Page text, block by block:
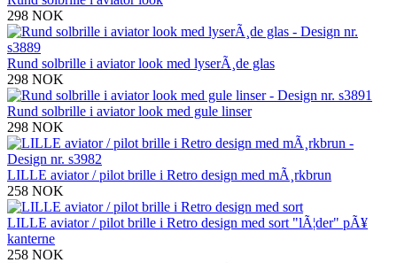
298 NOK
Rund solbrille i aviator look med lyserÃ¸de glas
298 NOK
Rund solbrille i aviator look med gule linser
298 NOK
LILLE aviator / pilot brille i Retro design med mÃ¸rkbrun
258 NOK
LILLE aviator / pilot brille i Retro design med sort "lÃ¦der" pÃ¥
kanterne
258 NOK